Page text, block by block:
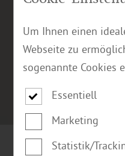
Um Ihnen einen
Webseite zu
sogenannte Cookies
anderem Cookies,
den reibungslosen
kommerziellen
sind. Zusätzlich
Essentiell
Marketing
Statistik/